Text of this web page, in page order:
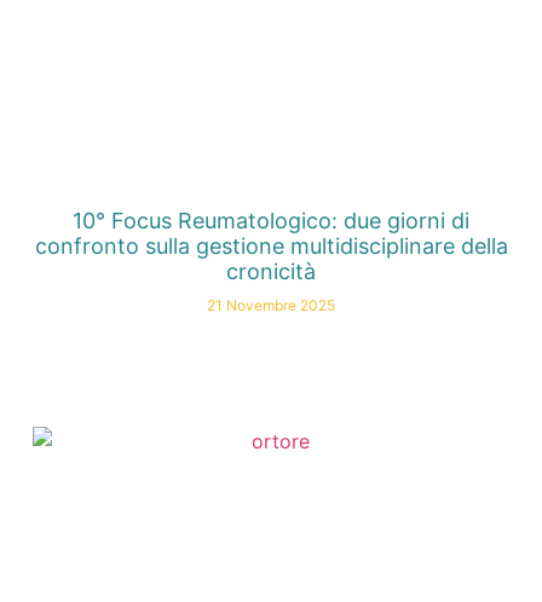
10° Focus Reumatologico: due giorni di
confronto sulla gestione multidisciplinare della
cronicità
21 Novembre 2025